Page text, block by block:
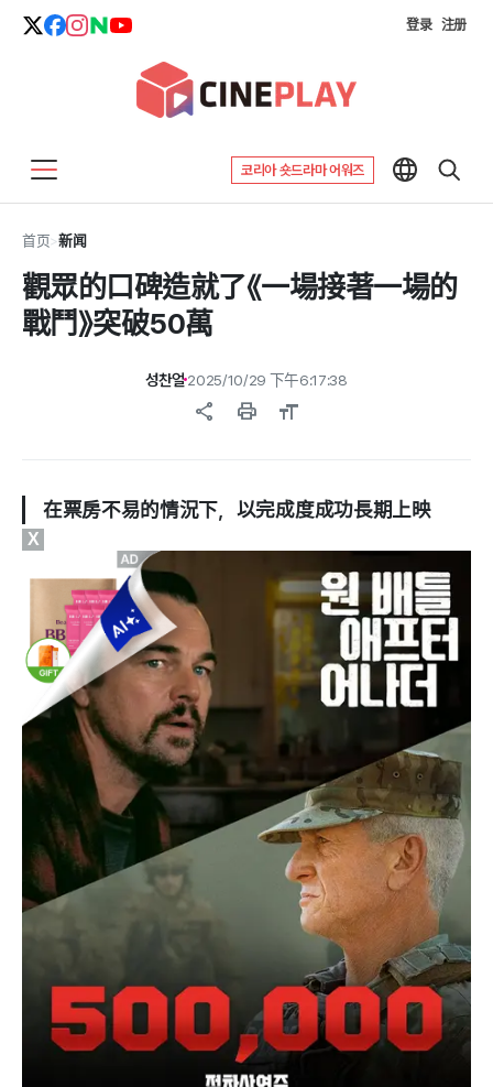
登录 注册
코리아 숏드라마 어워즈
首页>新闻
觀眾的口碑造就了《一場接著一場的
戰鬥》突破50萬
성찬얼 2025/10/29 下午6:17:38
share print format_size
在票房不易的情況下，以完成度成功長期上映
X